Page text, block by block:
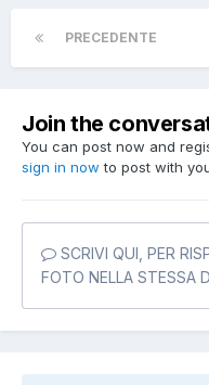
PRECEDENTE
Join the
You can post now and
sign in now to post with
SCRIVI QUI, PER
FOTO NELLA STESSA